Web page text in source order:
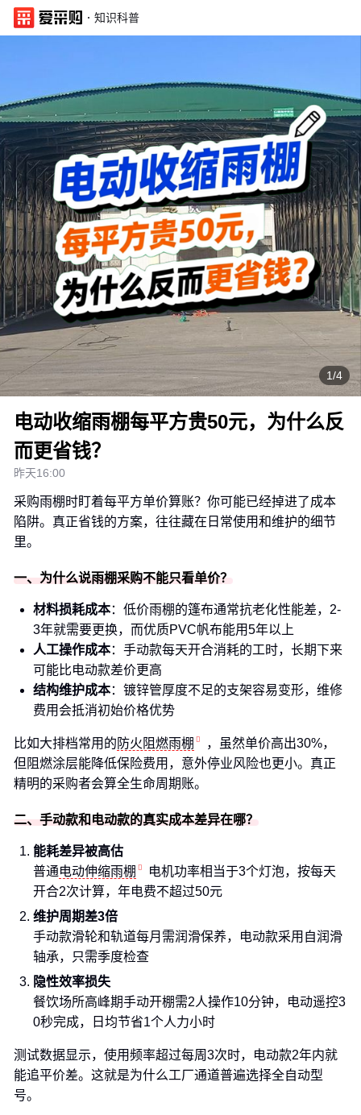
· 知识科普
1/4
电动收缩雨棚每平方贵50元，为什么反
而更省钱？
昨天16:00
采购雨棚时盯着每平方单价算账？你可能已经掉进了成本
陷阱。真正省钱的方案，往往藏在日常使用和维护的细节
里。
一、为什么说雨棚采购不能只看单价？
材料损耗成本：低价雨棚的篷布通常抗老化性能差，2-
3年就需要更换，而优质PVC帆布能用5年以上
人工操作成本：手动款每天开合消耗的工时，长期下来
可能比电动款差价更高
结构维护成本：镀锌管厚度不足的支架容易变形，维修
费用会抵消初始价格优势
比如大排档常用的 防火阻燃雨棚
，虽然单价高出30%，
但阻燃涂层能降低保险费用，意外停业风险也更小。真正
精明的采购者会算全生命周期账。
二、手动款和电动款的真实成本差异在哪？
能耗差异被高估
普通电动伸缩雨棚
电机功率相当于3个灯泡，按每天
开合2次计算，年电费不超过50元
维护周期差3倍
手动款滑轮和轨道每月需润滑保养，电动款采用自润滑
轴承，只需季度检查
隐性效率损失
餐饮场所高峰期手动开棚需2人操作10分钟，电动遥控3
0秒完成，日均节省1个人力小时
测试数据显示，使用频率超过每周3次时，电动款2年内就
能追平价差。这就是为什么工厂通道普遍选择全自动型
号。